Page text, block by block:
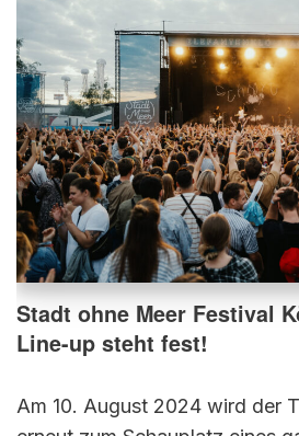
Stadt ohne Meer Festival
Line-up steht fest!
Am 10. August 2024 wird der